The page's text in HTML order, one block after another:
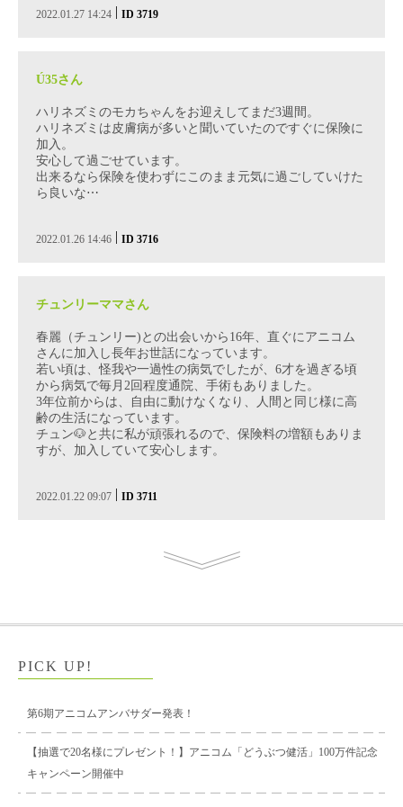
2022.01.27 14:24 | ID 3719
Ú35さん
ハリネズミのモカちゃんをお迎えしてまだ3週間。
ハリネズミは皮膚病が多いと聞いていたのですぐに保険に
加入。
安心して過ごせています。
出来るなら保険を使わずにこのまま元気に過ごしていけた
ら良いな⋯
2022.01.26 14:46 | ID 3716
チュンリーママさん
春麗（チュンリー)との出会いから16年、直ぐにアニコム
さんに加入し長年お世話になっています。
若い頃は、怪我や一過性の病気でしたが、6才を過ぎる頃
から病気で毎月2回程度通院、手術もありました。
3年位前からは、自由に動けなくなり、人間と同じ様に高
齢の生活になっています。
チュン🐶と共に私が頑張れるので、保険料の増額もありま
すが、加入していて安心します。
2022.01.22 09:07 | ID 3711
PICK UP!
第6期アニコムアンバサダー発表！
【抽選で20名様にプレゼント！】アニコム「どうぶつ健活」100万件記念
キャンペーン開催中